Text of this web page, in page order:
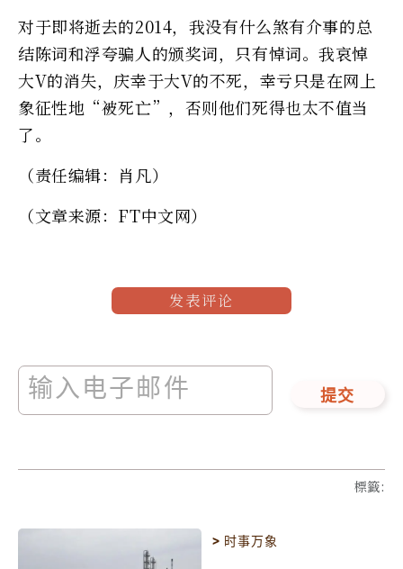
对于即将逝去的2014，我没有什么煞有介事的总
结陈词和浮夸骗人的颁奖词，只有悼词。我哀悼
大V的消失，庆幸于大V的不死，幸亏只是在网上
象征性地“被死亡”，否则他们死得也太不值当
了。
（责任编辑：肖凡）
（文章来源：FT中文网）
发表评论
提交
標籤:
> 时事万象